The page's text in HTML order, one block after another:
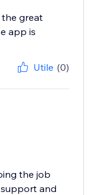
the great
app is
Utile (0)
the job
and